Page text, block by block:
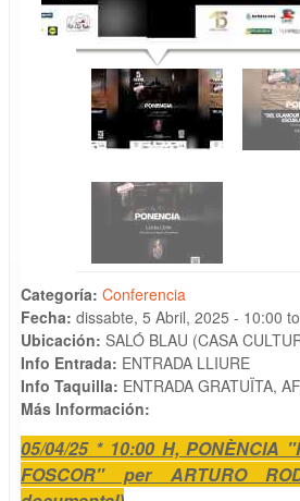
Categoría: Conferencia
Fecha: dissabte, 5 Abril, 2025 - 10:00 to
Ubicación: SALÓ BLAU (CASA
Info Entrada: ENTRADA LLIURE
Info Taquilla: ENTRADA GRATUÏTA,
Más Información:
05/04/25 * 10:00 H, PONÈNCIA
FOSCOR" per ARTURO